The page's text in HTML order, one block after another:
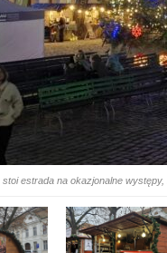
estrada na okazjonalne